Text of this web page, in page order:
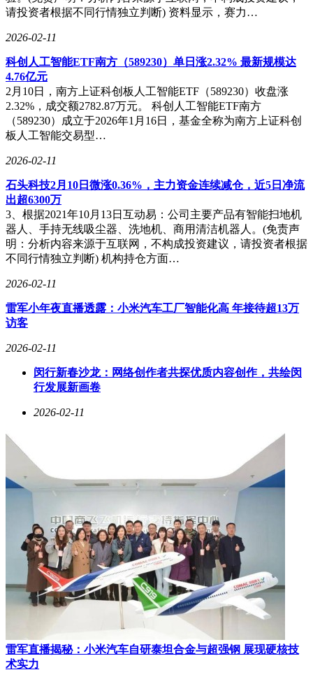
请投资者根据不同行情独立判断) 资料显示，赛力…
2026-02-11
科创人工智能ETF南方（589230）单日涨2.32% 最新规模达
4.76亿元
2月10日，南方上证科创板人工智能ETF（589230）收盘涨
2.32%，成交额2782.87万元。 科创人工智能ETF南方
（589230）成立于2026年1月16日，基金全称为南方上证科创
板人工智能交易型…
2026-02-11
石头科技2月10日微涨0.36%，主力资金连续减仓，近5日净流
出超6300万
3、根据2021年10月13日互动易：公司主要产品有智能扫地机
器人、手持无线吸尘器、洗地机、商用清洁机器人。(免责声
明：分析内容来源于互联网，不构成投资建议，请投资者根据
不同行情独立判断) 机构持仓方面…
2026-02-11
雷军小年夜直播透露：小米汽车工厂智能化高 年接待超13万
访客
2026-02-11
闵行新春沙龙：网络创作者共探优质内容创作，共绘闵
行发展新画卷
2026-02-11
雷军直播揭秘：小米汽车自研泰坦合金与超强钢 展现硬核技
术实力